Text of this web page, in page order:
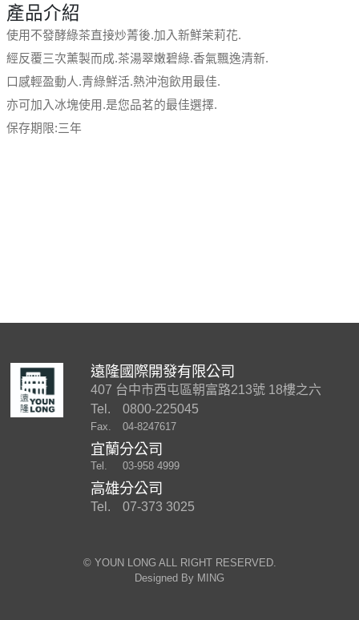
產品介紹
使用不發酵綠茶直接炒菁後.加入新鮮茉莉花.
經反覆三次薰製而成.茶湯翠嫩碧綠.香氣飄逸清新.
口感輕盈動人.青綠鮮活.熱沖泡飲用最佳.
亦可加入冰塊使用.是您品茗的最佳選擇.
保存期限:三年
遠隆國際開發有限公司
407 台中市西屯區朝富路213號 18樓之六
Tel.
0800-225045
Fax. 04-8247617
宜蘭分公司
Tel. 03-958 4999
高雄分公司
Tel. 07-373 3025
©︎ YOUN LONG ALL RIGHT RESERVED.
Designed By MING